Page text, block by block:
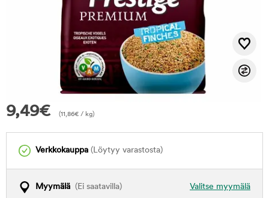
9,49€ (11,86€ / kg)
Verkkokauppa (Löytyy varastosta)
Valitse myymälä
Myymälä (Ei saatavilla)